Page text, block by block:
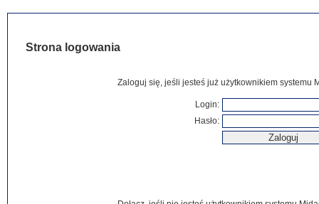
Strona logowania
Zaloguj się, jeśli jesteś już użytkownikiem systemu
Login:
Hasło: